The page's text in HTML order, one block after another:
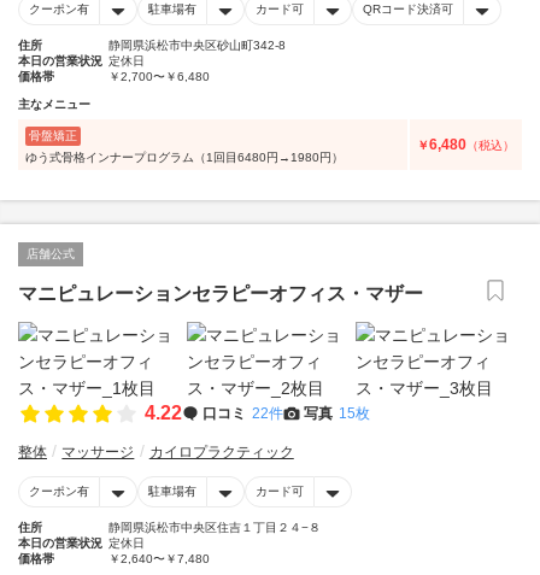
クーポン有 駐車場有 カード可 QRコード決済可
住所
静岡県浜松市中央区砂山町342-8
本日の営業状況 定休日
価格帯
￥2,700〜￥6,480
主なメニュー
骨盤矯正
ゆう式骨格インナープログラム（1回目6480円→1980円）
￥6,480 （税込）
店舗公式
マニピュレーションセラピーオフィス・マザー
4.22 口コミ 22件 写真 15枚
整体 マッサージ カイロプラクティック
クーポン有 駐車場有 カード可
住所
静岡県浜松市中央区住吉１丁目２４−８
本日の営業状況 定休日
価格帯
￥2,640〜￥7,480